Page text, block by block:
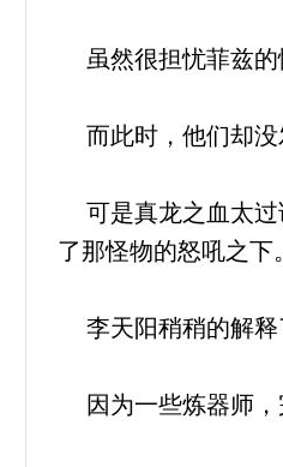
虽然很担忧菲兹的
而此时，他们却没
可是真龙之血太过
了那怪物的怒吼之下。
李天阳稍稍的解释
因为一些炼器师，